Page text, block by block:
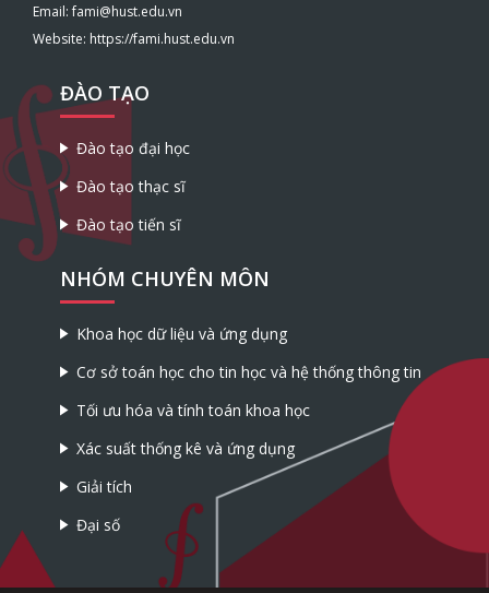
Email: fami@hust.edu.vn
Website: https://fami.hust.edu.vn
ĐÀO TẠO
Đào tạo đại học
Đào tạo thạc sĩ
Đào tạo tiến sĩ
NHÓM CHUYÊN MÔN
Khoa học dữ liệu và ứng dụng
Cơ sở toán học cho tin học và hệ thống thông tin
Tối ưu hóa và tính toán khoa học
Xác suất thống kê và ứng dụng
Giải tích
Đại số